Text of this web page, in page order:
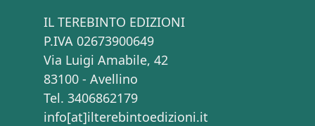
IL TEREBINTO EDIZIONI
P.IVA 02673900649
Via Luigi Amabile, 42
83100 - Avellino
Tel. 3406862179
info[at]ilterebintoedizioni.it